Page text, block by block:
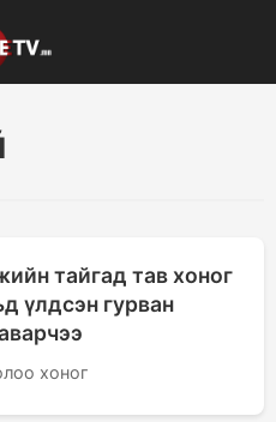
тайгад тав хоног
үлдсэн гурван
хоног